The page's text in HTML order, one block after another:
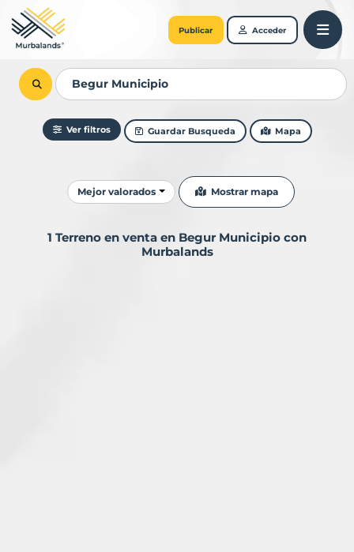
Publicar Acceder
Ver filtros Guardar Busqueda Mapa
Ordenar resultados
Mejor valorados Mostrar mapa
1 Terreno en venta en Begur Municipio con
Murbalands